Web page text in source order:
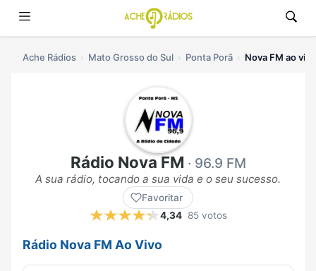
Ache Rádios Mato Grosso do Sul Ponta Porã Nova FM ao vivo
Rádio Nova FM · 96.9 FM
A sua rádio, tocando a sua vida e o seu sucesso.
Favoritar
4,34 85 votos
Rádio Nova FM Ao Vivo